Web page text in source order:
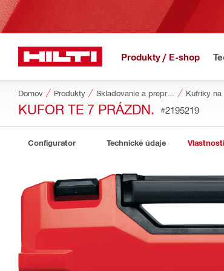
Produkty / E-shop
Domov Produkty Skladovanie a preprava náradia Kufríky na
KUFOR TE 7 PRÁZDN. #2195219
Configurator Technické údaje